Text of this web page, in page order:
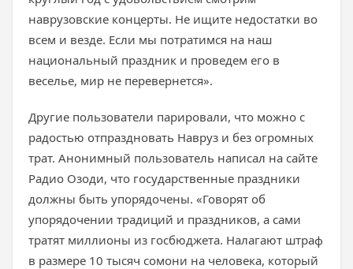
наврузовские концерты. Не ищите недостатки во
всем и везде. Если мы потратимся на наш
национальный праздник и проведем его в
веселье, мир не перевернется».
Другие пользователи парировали, что можно с
радостью отпраздновать Навруз и без огромных
трат. Анонимный пользователь написал на сайте
Радио Озоди, что государственные праздники
должны быть упорядочены. «Говорят об
упорядочении традиций и праздников, а сами
тратят миллионы из госбюджета. Налагают штраф
в размере 10 тысяч сомони на человека, который